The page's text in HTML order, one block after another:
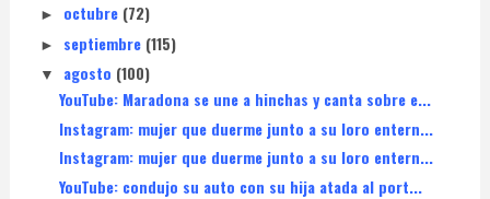
► octubre (72)
► septiembre (115)
▼ agosto (100)
YouTube: Maradona se une a hinchas y canta sobre e...
Instagram: mujer que duerme junto a su loro entern...
Instagram: mujer que duerme junto a su loro entern...
YouTube: condujo su auto con su hija atada al port...